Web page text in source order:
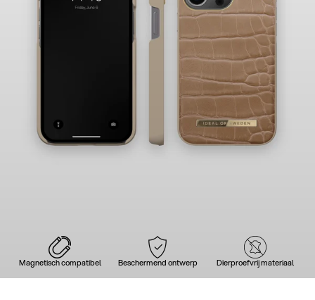
Magnetisch compatibel Beschermend ontwerp Dierproefvrij materiaal